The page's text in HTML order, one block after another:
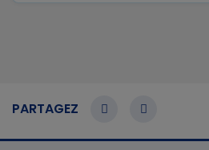
PARTAGEZ